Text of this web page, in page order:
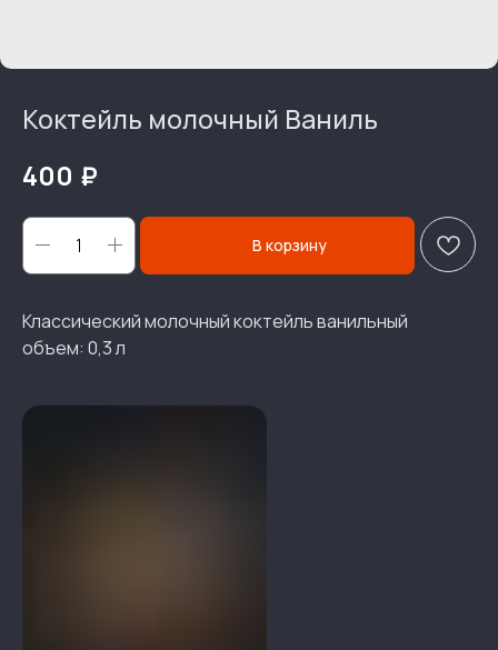
Коктейль молочный Ваниль
400 ₽
В корзину
Классический молочный коктейль ванильный
объем: 0,3 л